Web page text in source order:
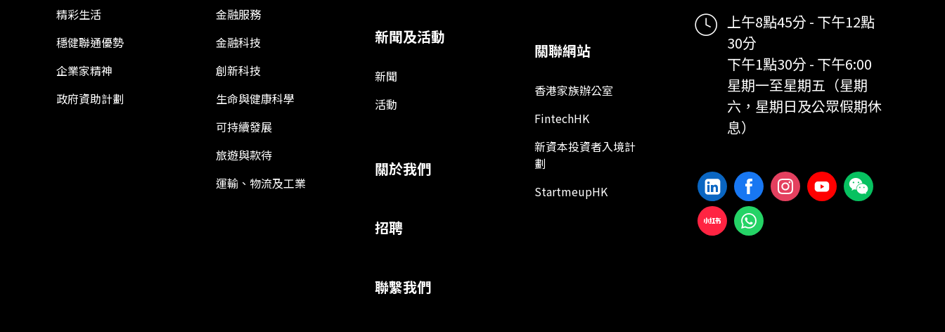
精彩生活
穩健聯通優勢
企業家精神
政府資助計劃
金融服務
金融科技
創新科技
生命與健康科學
可持續發展
旅遊與款待
運輸、物流及工業
新聞及活動
新聞
活動
關於我們
招聘
聯繫我們
關聯網站
香港家族辦公室
FintechHK
新資本投資者入境計
劃
StartmeupHK
上午8點45分 - 下午12點
30分
下午1點30分 - 下午6:00
星期一至星期五（星期
六，星期日及公眾假期休
息）